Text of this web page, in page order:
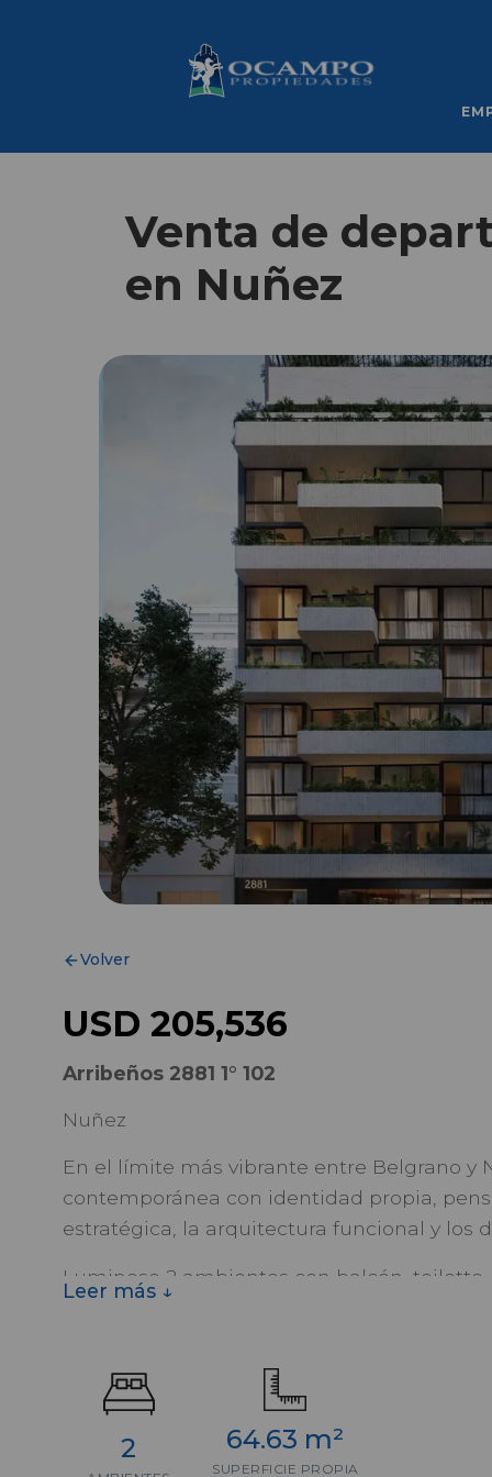
Venta de
en Nuñez
Volver
USD 205,536
Arribeños 2881 1° 102
Nuñez
En el límite más vibrante entre Belgrano y
contemporánea con identidad propia,
estratégica, la arquitectura funcional y los
Luminoso 2 ambientes con balcón,
- Piscina con vista panorámica
- Solarium y sector de relax
Leer más ↓
2 64.63 m²
SUPERFICIE PROPIA